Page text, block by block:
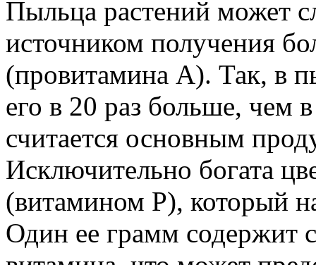
Пыльца растений может
источником получения
(провитамина А). Так, в
его в 20 раз больше, чем
считается основным
Исключительно богата
(витамином Р), который
Один ее грамм содержит